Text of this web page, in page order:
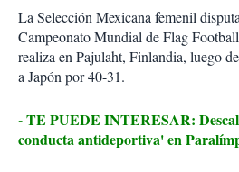
La Selección Mexicana femenil
Campeonato Mundial de Flag
realiza en Pajulaht, Finlandia, luego
a Japón por 40-31.
- TE PUEDE INTERESAR:
conducta antideportiva' en